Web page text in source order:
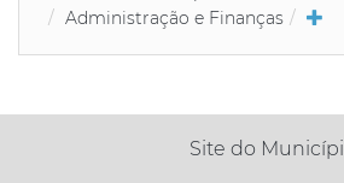
Administração e Finanças
Site do